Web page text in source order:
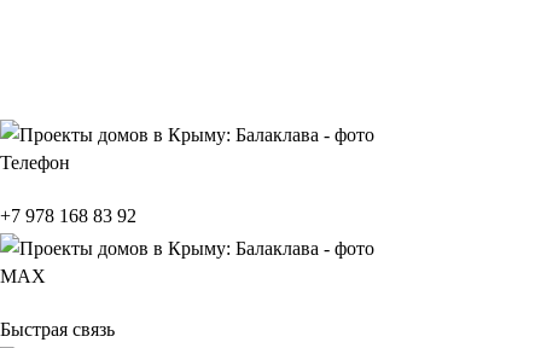
Телефон
+7 978 168 83 92
МАХ
Быстрая связь